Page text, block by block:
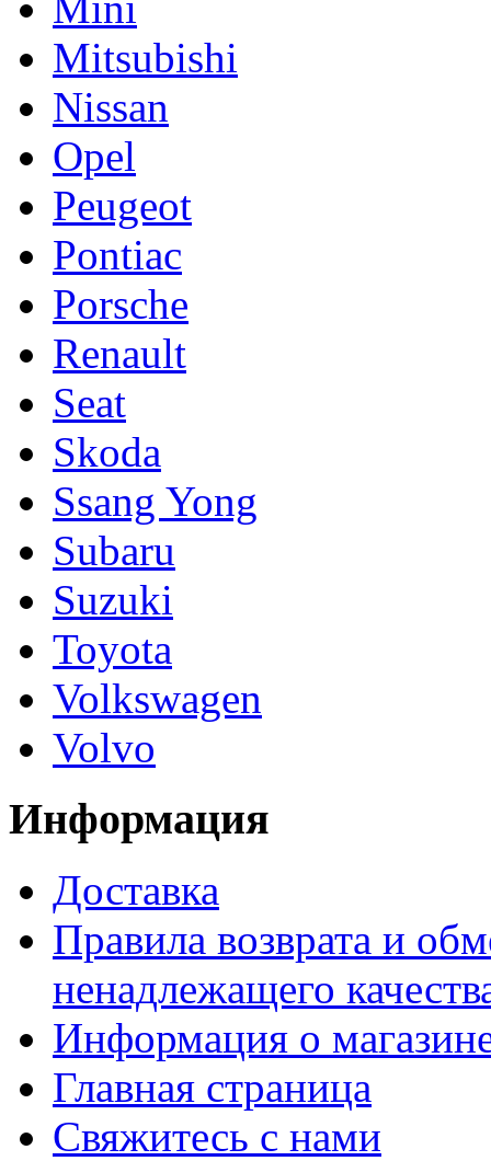
Mitsubishi
Nissan
Opel
Peugeot
Pontiac
Porsche
Renault
Seat
Skoda
Ssang Yong
Subaru
Suzuki
Toyota
Volkswagen
Volvo
Информация
Доставка
Правила возврата и
ненадлежащего
Информация о
Главная страница
Свяжитесь с нами